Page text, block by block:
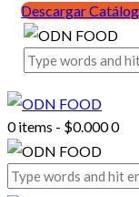
Descargar
0 items - $0.0000